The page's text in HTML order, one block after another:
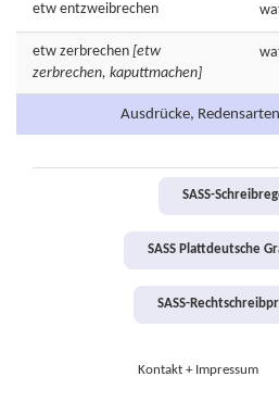
etw entzweibrechen
etw zerbrechen [etw
zerbrechen, kaputtmachen]
Ausdrücke,
SASS-
SASS Plattdeutsche
SASS-
Kontakt + Impressum